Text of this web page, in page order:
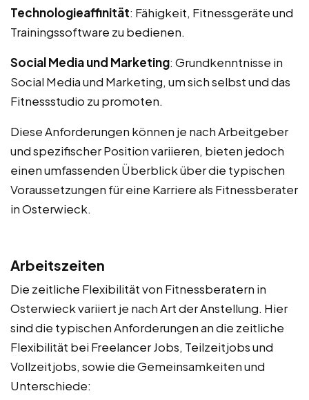
Technologieaffinität: Fähigkeit, Fitnessgeräte und
Trainingssoftware zu bedienen.
Social Media und Marketing: Grundkenntnisse in
Social Media und Marketing, um sich selbst und das
Fitnessstudio zu promoten.
Diese Anforderungen können je nach Arbeitgeber
und spezifischer Position variieren, bieten jedoch
einen umfassenden Überblick über die typischen
Voraussetzungen für eine Karriere als Fitnessberater
in Osterwieck.
Arbeitszeiten
Die zeitliche Flexibilität von Fitnessberatern in
Osterwieck variiert je nach Art der Anstellung. Hier
sind die typischen Anforderungen an die zeitliche
Flexibilität bei Freelancer Jobs, Teilzeitjobs und
Vollzeitjobs, sowie die Gemeinsamkeiten und
Unterschiede: